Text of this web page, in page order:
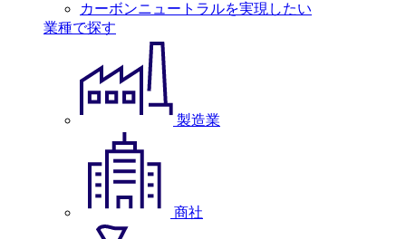
カーボンニュートラルを実現したい
業種で探す
製造業
商社